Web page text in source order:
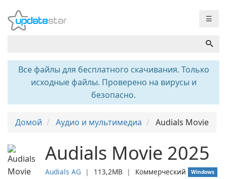
☰
Все файлы для бесплатного скачивания. Только
исходные файлы. Проверено на вирусы и
безопасно.
Домой Аудио и мультимедиа Audials Movie
Audials Movie 2025
Audials AG ❘ 113,2MB ❘ Коммерческий Windows